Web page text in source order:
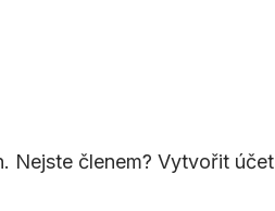
Nejste členem? Vytvořit účet